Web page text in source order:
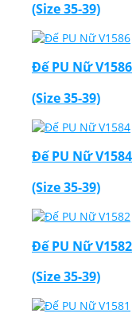
(Size 35-39)
Đế PU Nữ V1586
(Size 35-39)
Đế PU Nữ V1584
(Size 35-39)
Đế PU Nữ V1582
(Size 35-39)
Thiết Kế Website